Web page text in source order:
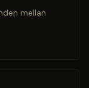
mellan